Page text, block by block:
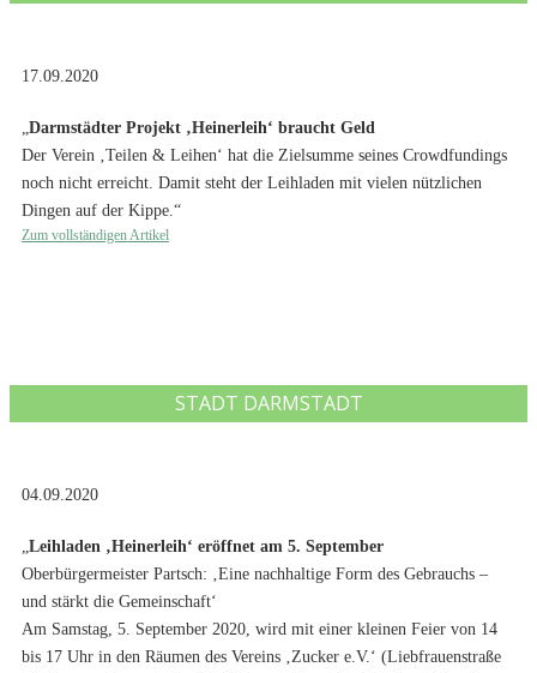
17.09.2020
„Darmstädter Projekt ‚Heinerleih‘ braucht Geld
Der Verein ‚Teilen & Leihen‘ hat die Zielsumme seines Crowdfundings
noch nicht erreicht. Damit steht der Leihladen mit vielen nützlichen
Dingen auf der Kippe.“
Zum vollständigen Artikel
STADT DARMSTADT
04.09.2020
Leihladen ‚Heinerleih‘ eröffnet am 5. September
Oberbürgermeister Partsch: ‚Eine nachhaltige Form des Gebrauchs –
und stärkt die Gemeinschaft‘
Am Samstag, 5. September 2020, wird mit einer kleinen Feier von 14
bis 17 Uhr in den Räumen des Vereins ‚Zucker e.V.‘ (Liebfrauenstraße